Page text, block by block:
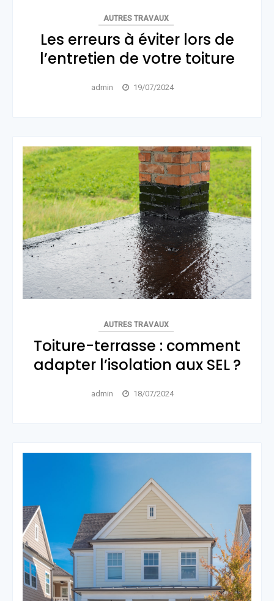
AUTRES TRAVAUX
Les erreurs à éviter lors de
l’entretien de votre toiture
admin 19/07/2024
AUTRES TRAVAUX
Toiture-terrasse : comment
adapter l’isolation aux SEL ?
admin 18/07/2024